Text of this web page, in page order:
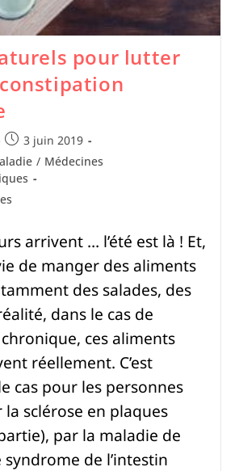
pour lutter
3 juin 2019
/ Médecines
arrivent … l’été est là ! Et,
de manger des aliments
des salades, des
dans le cas de
ces aliments
réellement. C’est
cas pour les personnes
sclérose en plaques
par la maladie de
de l’intestin